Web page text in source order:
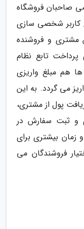
صاحبان فروشگاه
کاربر شخصی سازی
مشتری و فروشنده
تابع نظام
هم مبلغ واریزی
واریز می گردد. به این
پول از مشتری،
و ثبت سفارش در
زمان بیشتری برای
فروشندگان می